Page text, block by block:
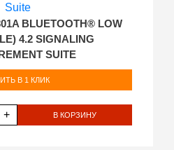
BLUETOOTH® LOW
4.2 SIGNALING
SUITE
В 1 КЛИК
+ В КОРЗИНУ